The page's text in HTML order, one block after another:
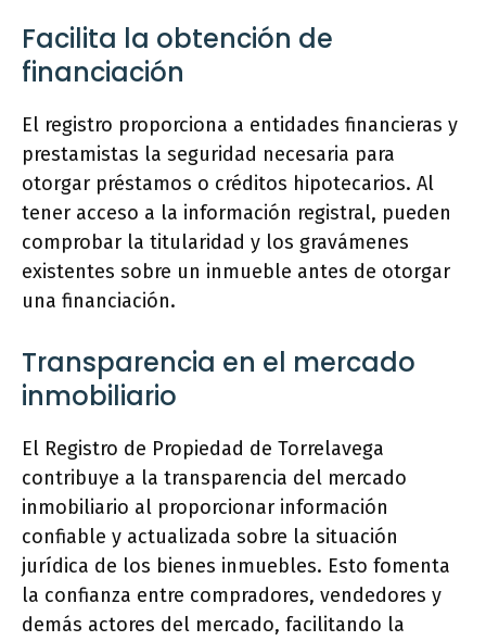
Facilita la obtención de
financiación
El registro proporciona a entidades financieras y
prestamistas la seguridad necesaria para
otorgar préstamos o créditos hipotecarios. Al
tener acceso a la información registral, pueden
comprobar la titularidad y los gravámenes
existentes sobre un inmueble antes de otorgar
una financiación.
Transparencia en el mercado
inmobiliario
El Registro de Propiedad de Torrelavega
contribuye a la transparencia del mercado
inmobiliario al proporcionar información
confiable y actualizada sobre la situación
jurídica de los bienes inmuebles. Esto fomenta
la confianza entre compradores, vendedores y
demás actores del mercado, facilitando la